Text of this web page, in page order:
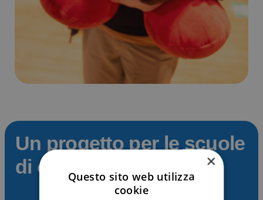
Un progetto per le scuole
di ogni ordine e grado
×
Questo sito web utilizza
cookie